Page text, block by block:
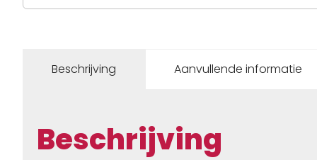
Beschrijving Aanvullende informatie
Beschrijving